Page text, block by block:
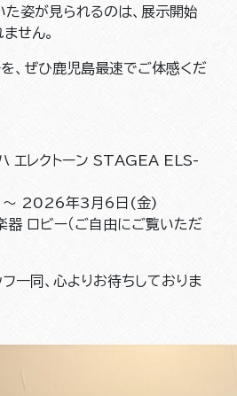
た姿が見られるのは、展示開始
せん。
、ぜひ鹿児島最速でご体感くだ
エレクトーン STAGEA ELS-
〜 2026年3月6日(金)
器 ロビー（ご自由にご覧いただ
一同、心よりお待ちしておりま